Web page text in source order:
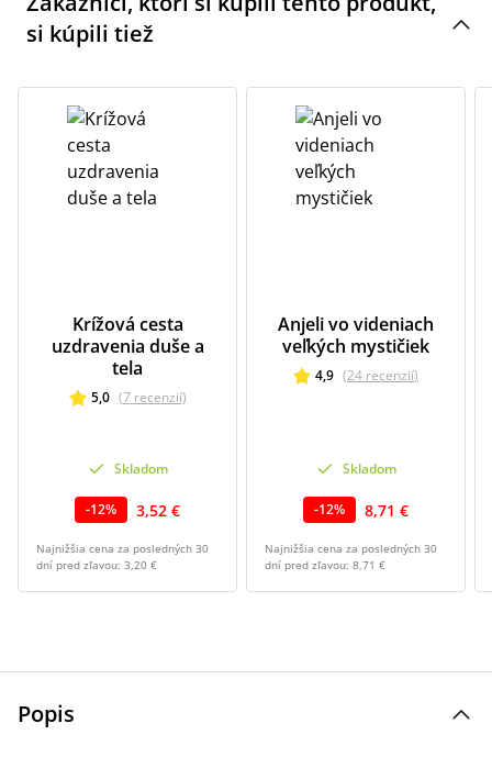
si kúpili tiež
Krížová cesta
uzdravenia duše a
tela
5,0 (7 recenzií)
Skladom
-12% 3,52 €
Najnižšia cena za posledných 30
dní pred zľavou: 3,20 €
Anjeli vo videniach
veľkých mystičiek
4,9 (24 recenzií)
Skladom
-12% 8,71 €
Najnižšia cena za posledných 30
dní pred zľavou: 8,71 €
Popis